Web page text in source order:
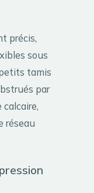
précis,
sous
tamis
par
calcaire,
réseau